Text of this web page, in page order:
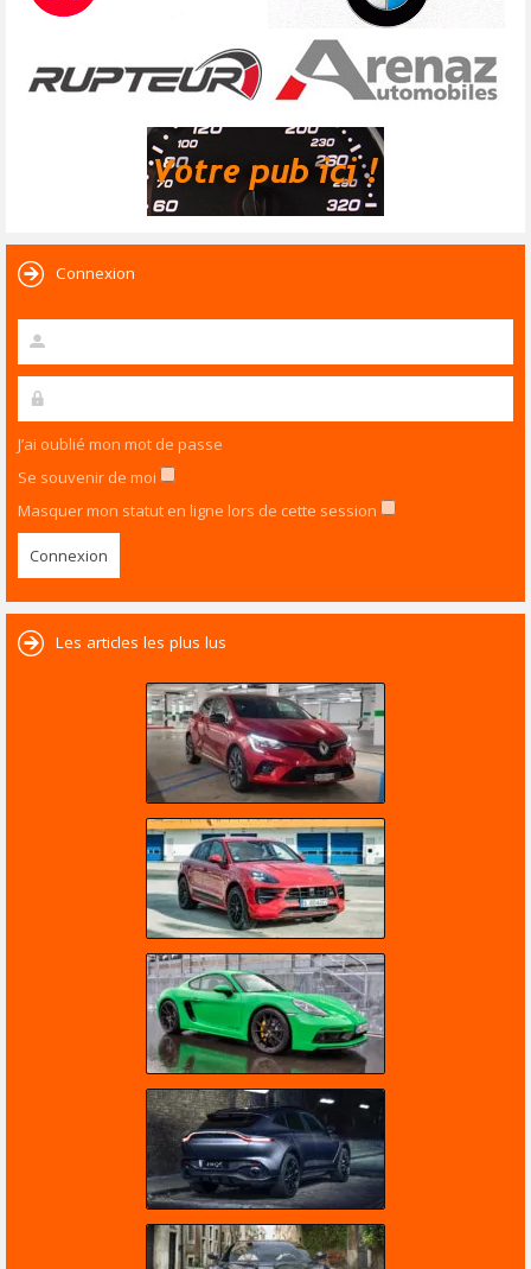
Connexion
J’ai oublié mon mot de passe
Se souvenir de moi
Masquer mon statut en ligne lors de cette session
Les articles les plus lus